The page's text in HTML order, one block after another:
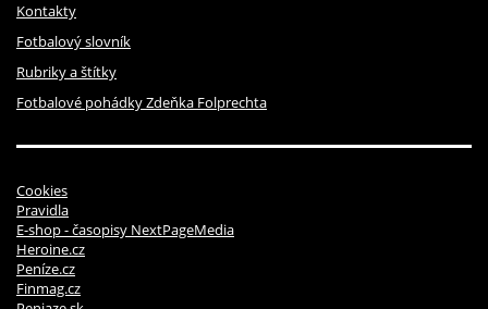
Kontakty
Fotbalový slovník
Rubriky a štítky
Fotbalové pohádky Zdeňka Folprechta
Cookies
Pravidla
E-shop - časopisy NextPageMedia
Heroine.cz
Peníze.cz
Finmag.cz